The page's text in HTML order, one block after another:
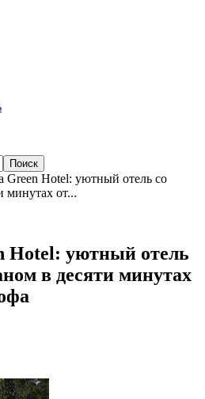
Green Hotel: уютный отель со
минутах от...
Hotel: уютный отель
в десяти минутах